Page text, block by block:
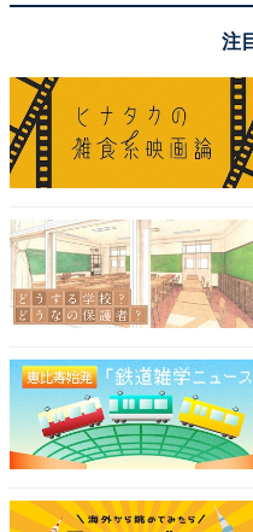
ャンス！ 応募受付は12月
ドリカムファンはもちろ
ムと「WINTER
みらいで体感してみては。
ドリカムの世界を満喫し
みらいへ⇒https://
注